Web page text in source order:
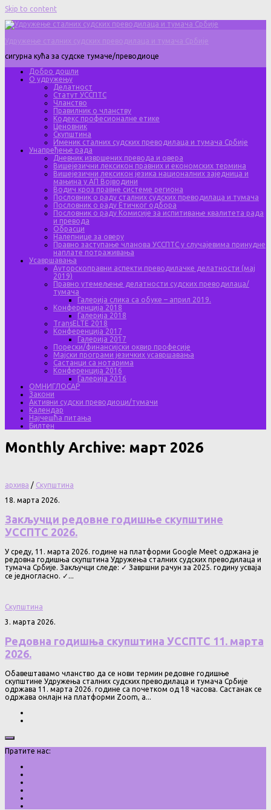
Skip to content
Удружење сталних судских преводилаца и тумача Србије
сигурна кућа за судске тумаче/преводиоце
Добро дошли
О удружењу
Делатност
Статут УССПТС
Чланство
Правилник о чланству
Кодекс професионалне етике
Ценовник
Скупштина
Именик сталних судских преводилаца и тумача Србије
Унапређење рада
Дневник извршених превода и овера
Вишејезични лексикон правних и економских термина
Вишејезични лексикон језика националних заједница и
мањина у АП Војводини
Водич кроз правне системе региона
Пословник о раду сталних судских преводилаца и тумача
Пословник о раду Етичког одбора
Пословник о раду Комисије за испитивање квалитета рада
и превода
Обрасци
Налепнице за оверу
Правно заступање чланова УССПТС у случајевима принудне
наплате потраживања
Усавршавања
Ауторскоправни аспекти преводилачке делатности (мај
2019)
Правно утемељење делатности судских преводилаца/
тумача
Галерија слика са обуке – април 2019.
Конференција 2018
Галерија 2018
TransELTE 2018
Конференција 2017
Галерија 2017
Порески/финансијски оквир професије
Мајски програми језичких усавршавања
Састанци са нотарима
Конференција 2016
Галерија 2016
ОМНИГЛОСАР
Закони
Активни судски преводиоци/тумачи
Календар
Најчешћа питања
Билтен
Monthly Archive: март 2026
архива / Скупштина
18. марта 2026.
Закључци редовне годишње скупштине
УССПТС 2026.
У среду, 11. марта 2026. године на платформи Google Meet одржана је
редовна годишња скупштина Удружења сталних судских преводилаца и
тумача Србије. Закључци следе: ✓ Завршни рачун за 2025. годину усваја
се једногласно. ✓...
Скупштина
3. марта 2026.
Редовна годишња скупштина УССПТС 11. марта
2026.
Обавештавамо чланство да се нови термин редовне годишње
скупштине Удружења сталних судских преводилаца и тумача Србије
одржава 11. марта 2026. године са почетком од 18 часова. Састанак се
одржава онлајн на платформи Zoom, а...
Пратите нас: